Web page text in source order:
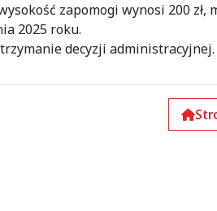
zapomogi wynosi 200 zł,
2025 roku.
decyzji administracyjnej.